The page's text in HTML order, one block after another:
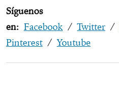
Síguenos
en: Facebook / Twitter /
Pinterest / Youtube